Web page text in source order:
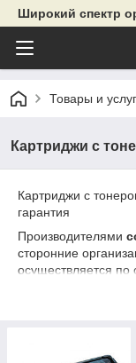
Широкий спектр
Товары и
Картриджи с
Картриджи с
гарантия
Производителями
сторонние
осуществляется по
совместимые
оригинальных